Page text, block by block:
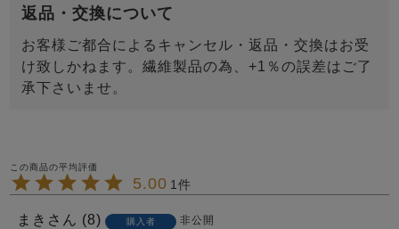
返品・交換について
お客様ご都合によるキャンセル・返品・交換はお受
け致しかねます。繊維製品の為、+1％の誤差はご了
承下さいませ。
5.00 1
まき 8 購入者
非公開